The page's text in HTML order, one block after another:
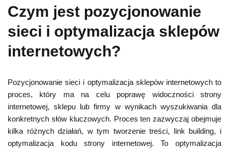
Czym jest pozycjonowanie
sieci i optymalizacja sklepów
internetowych?
Pozycjonowanie sieci i optymalizacja sklepów internetowych to
proces, który ma na celu poprawę widoczności strony
internetowej, sklepu lub firmy w wynikach wyszukiwania dla
konkretnych słów kluczowych. Proces ten zazwyczaj obejmuje
kilka różnych działań, w tym tworzenie treści, link building, i
optymalizacja kodu strony internetowej. To optymalizacja